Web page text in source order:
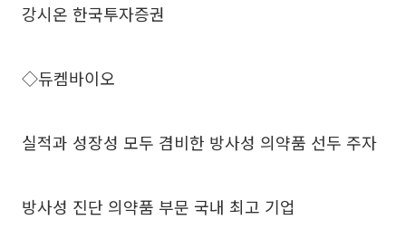
강시온 한국투자증권
◇듀켐바이오
실적과 성장성 모두 겸비한 방사성 의약품 선두 주자
방사성 진단 의약품 부문 국내 최고 기업